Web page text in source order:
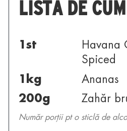
LISTĂ DE
1st
Havana
Spiced
1 kg
Ananas
200g Zahăr
Număr porții pt o sticlă de